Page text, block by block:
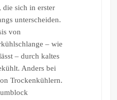
die sich in erster
unterscheiden.
von
– wie
– durch kaltes
Anders bei
Trockenkühlern.